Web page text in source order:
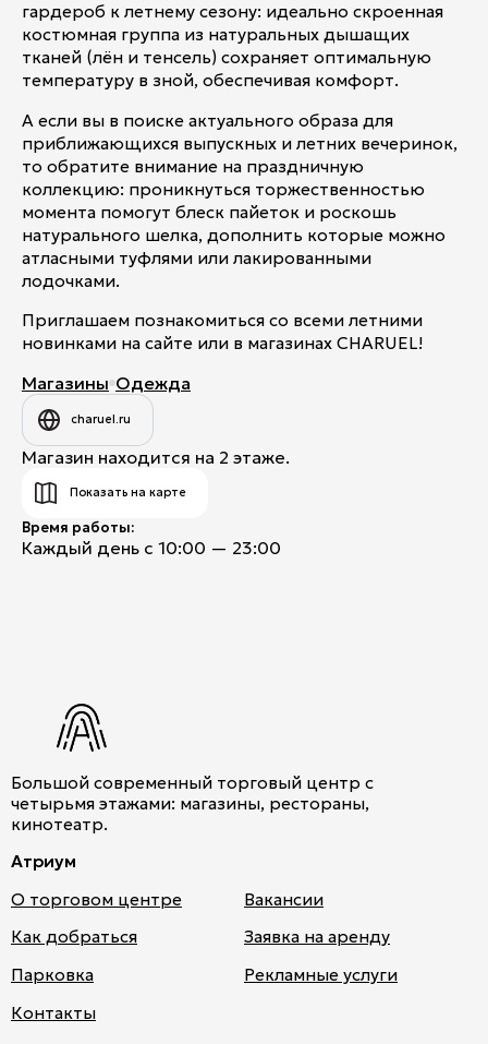
гардероб к летнему сезону: идеально скроенная
костюмная группа из натуральных дышащих
тканей (лён и тенсель) сохраняет оптимальную
температуру в зной, обеспечивая комфорт.
А если вы в поиске актуального образа для
приближающихся выпускных и летних вечеринок,
то обратите внимание на праздничную
коллекцию: проникнуться торжественностью
момента помогут блеск пайеток и роскошь
натурального шелка, дополнить которые можно
атласными туфлями или лакированными
лодочками.
Приглашаем познакомиться со всеми летними
новинками на сайте или в магазинах CHARUEL!
Магазины Одежда
charuel.ru
Магазин находится на 2 этаже.
Показать на карте
Время работы:
Каждый день с 10:00 — 23:00
Большой современный торговый центр с
четырьмя этажами: магазины, рестораны,
кинотеатр.
Атриум
О торговом центре
Как добраться
Парковка
Контакты
Вакансии
Заявка на аренду
Рекламные услуги
Атри